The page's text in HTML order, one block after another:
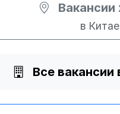
Вакансии
в Китае
Все вакансии